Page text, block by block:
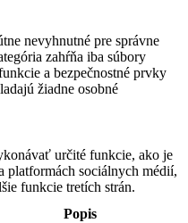
nevyhnutné pre správne
zahŕňa iba súbory
a bezpečnostné prvky
žiadne osobné
určité funkcie, ako je
platformách sociálnych médií,
funkcie tretích strán.
Popis